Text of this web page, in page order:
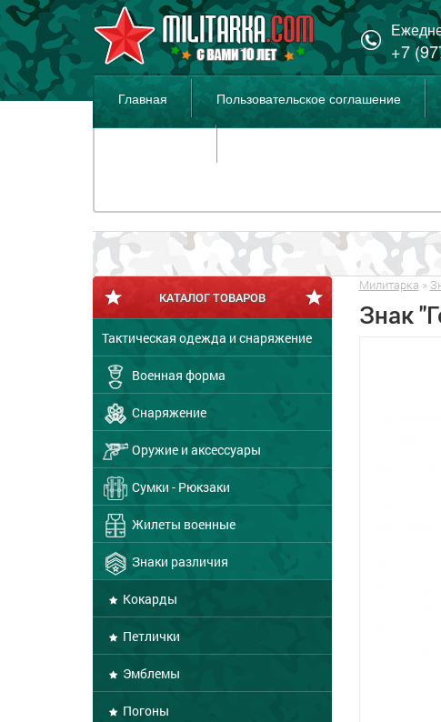
+7
Главная Пользовательское соглашение
КАТАЛОГ ТОВАРОВ
Тактическая одежда и снаряжение
Военная форма
Снаряжение
Оружие и аксессуары
Сумки - Рюкзаки
Жилеты военные
Знаки различия
Кокарды
Петлички
Эмблемы
Погоны
Милитарка »
Знак